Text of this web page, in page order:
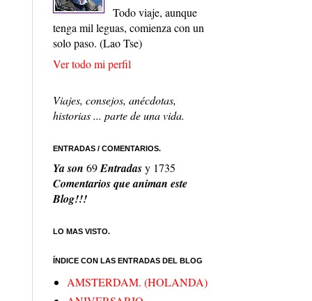
Todo viaje, aunque
tenga mil leguas, comienza con un
solo paso. (Lao Tse)
Ver todo mi perfil
Viajes, consejos, anécdotas,
historias ... parte de una vida.
ENTRADAS / COMENTARIOS.
Ya son 69Entradasy 1735
Comentarios que animan este
Blog!!!
LO MAS VISTO.
ÍNDICE CON LAS ENTRADAS DEL BLOG
AMSTERDAM. (HOLANDA)